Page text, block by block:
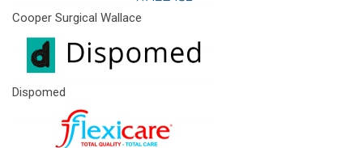
Cooper Surgical Wallace
Dispomed